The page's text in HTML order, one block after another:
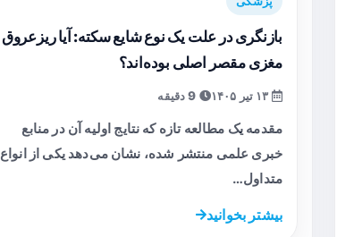
بازنگری در علت یک نوع شایع سکته: آیا ریزعروق
مغزی مقصر اصلی بوده‌اند؟
مقدمه یک مطالعه تازه که نتایج اولیه آن در منابع
خبری علمی منتشر شده، نشان می‌دهد یکی از انواع
متداول…
بیشتر بخوانید